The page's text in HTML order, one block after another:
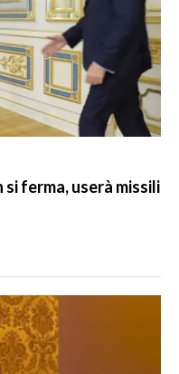
si ferma, userà missili